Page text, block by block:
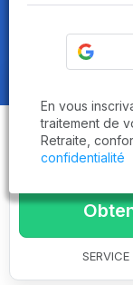
En vous
traitement de
Retraite,
confidentialité